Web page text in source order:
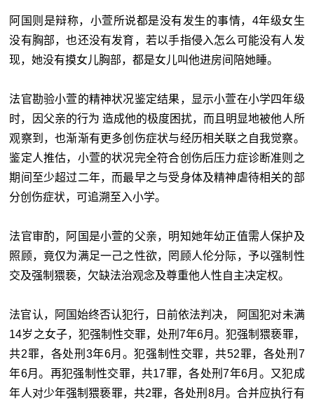
阿国则是辩称，小萱所说都是没有发生的事情，4年级女生
没有胸部，也还没有发育，若以手指侵入怎么可能没有人发
现，她没有摸女儿胸部，都是女儿叫他进房间陪她睡。
法官勘验小萱的精神状况鉴定结果，显示小萱在小学四年级
时，因父亲的行为 造成他的极度困扰，而且明显地被他人所
观察到，也渐渐有更多创伤症状与经历相关联之自我觉察。
鉴定人推估，小萱的状况完全符合创伤后压力症诊断准则之
期间至少超过二年，而最早之与受身体及精神虐待相关的部
分创伤症状，可追溯至入小学。
法官审酌，阿国是小萱的父亲，明知她年幼正值需人保护及
照顾，竟仅为满足一己之性欲，罔顾人伦分际，予以强制性
交及强制猥亵，欠缺法治观念及尊重他人性自主决定权。
法官认，阿国始终否认犯行，日前依法判决， 阿国犯对未满
14岁之女子，犯强制性交罪，处刑7年6月。犯强制猥亵罪，
共2罪，各处刑3年6月。犯强制性交罪，共52罪，各处刑7
年6月。再犯强制性交罪，共17罪，各处刑7年6月。又犯成
年人对少年强制猥亵罪，共2罪，各处刑8月。合并应执行有